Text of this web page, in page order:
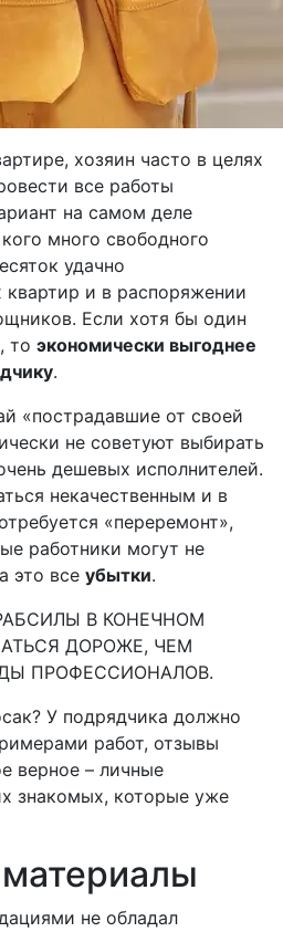
хозяин часто в целях
все работы
на самом деле
много свободного
удачно
и в распоряжении
Если хотя бы один
то экономически выгоднее
.
«пострадавшие от своей
не советуют выбирать
дешевых исполнителей.
некачественным и в
«переремонт»,
работники могут не
это все убытки.
В КОНЕЧНОМ
ДОРОЖЕ, ЧЕМ
ПРОФЕССИОНАЛОВ.
У подрядчика должно
работ, отзывы
верное – личные
знакомых, которые уже
не обладал